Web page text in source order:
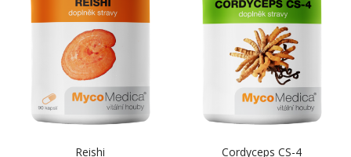
Reishi
Cordyceps CS-4